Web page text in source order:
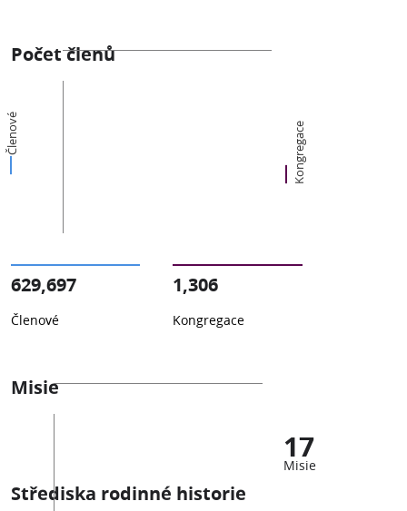
Počet členů
Členové Kongregace
629,697
Členové
1,306
Kongregace
Misie
17
Misie
Střediska rodinné historie